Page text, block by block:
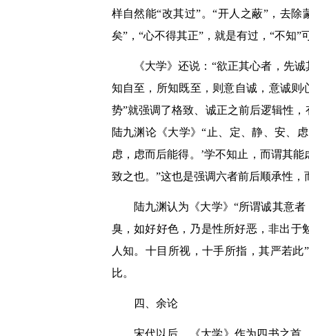
样自然能“改其过”。“开人之蔽”，去
矣”，“心不得其正”，就是有过，“不知
《大学》还说：“欲正其心者，先
知自至，所知既至，则意自诚，意诚则
势”就强调了格致、诚正之前后逻辑性
陆九渊论《大学》“止、定、静、安、
虑，虑而后能得。’学不知止，而谓其
致之也。”这也是强调六者前后顺承性
陆九渊认为《大学》“所谓诚其意
臭，如好好色，乃是性所好恶，非出于
人知。十目所视，十手所指，其严若
比。
四、余论
宋代以后，《大学》作为四书之首